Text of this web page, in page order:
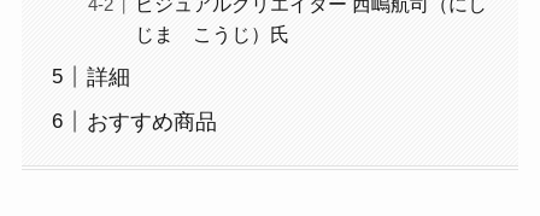
じま こうじ）氏
詳細
おすすめ商品